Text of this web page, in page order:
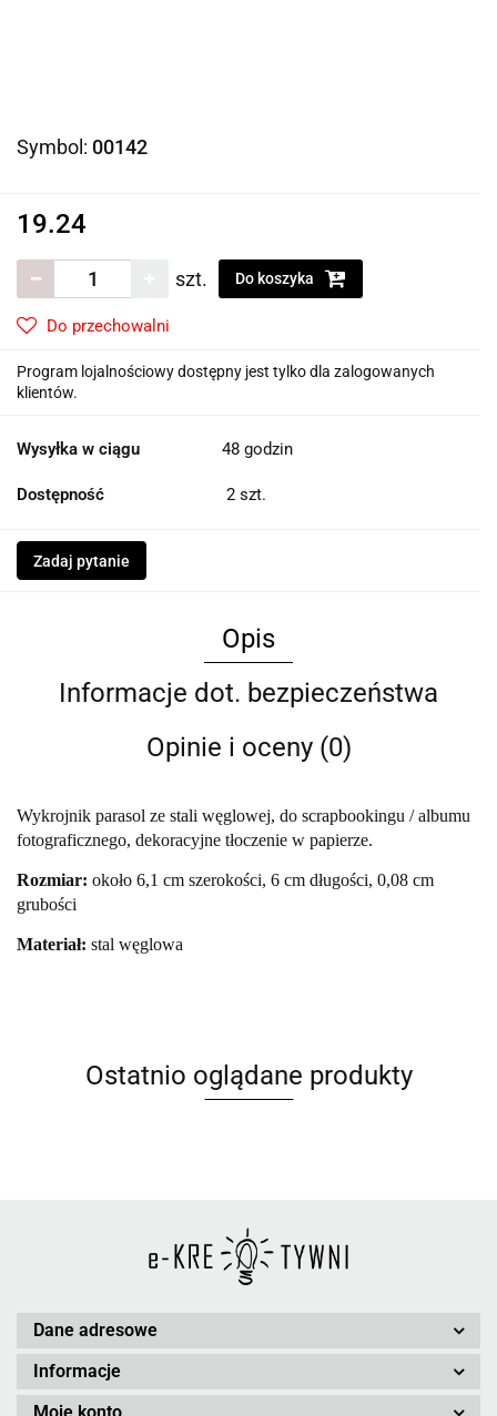
Symbol: 00142
19.24
szt. Do koszyka
Do przechowalni
Program lojalnościowy dostępny jest tylko dla zalogowanych
klientów.
Wysyłka w ciągu 48 godzin
Dostępność 2 szt.
Zadaj pytanie
Opis
Informacje dot. bezpieczeństwa
Opinie i oceny (0)
Wykrojnik parasol ze stali węglowej, do scrapbookingu / albumu
fotograficznego, dekoracyjne tłoczenie w papierze.
Rozmiar: około 6,1 cm szerokości, 6 cm długości, 0,08 cm
grubości
Materiał: stal węglowa
Ostatnio oglądane produkty
Dane adresowe
Informacje